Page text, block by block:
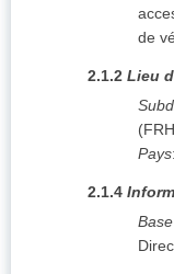
de
2.1.2 Lieu
(
Pays:
2.1.4